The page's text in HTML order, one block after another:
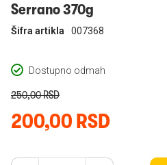
Serrano 370g
Dostupno odmah
Šifra artikla 007368
200,00 RSD
250,00 RSD